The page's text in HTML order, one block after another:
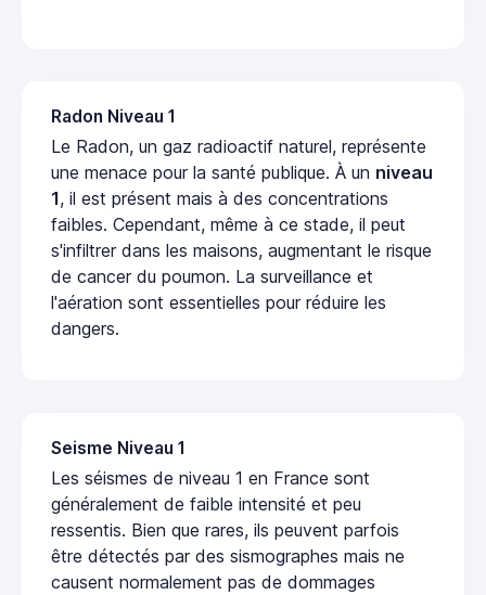
Radon Niveau 1
Le Radon, un gaz radioactif naturel, représente
une menace pour la santé publique. À un niveau
1, il est présent mais à des concentrations
faibles. Cependant, même à ce stade, il peut
s'infiltrer dans les maisons, augmentant le risque
de cancer du poumon. La surveillance et
l'aération sont essentielles pour réduire les
dangers.
Seisme Niveau 1
Les séismes de niveau 1 en France sont
généralement de faible intensité et peu
ressentis. Bien que rares, ils peuvent parfois
être détectés par des sismographes mais ne
causent normalement pas de dommages